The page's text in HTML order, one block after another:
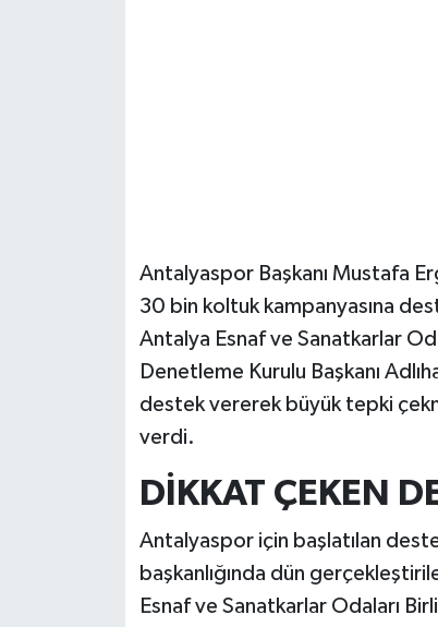
Antalyaspor Başkanı Mustafa
30 bin koltuk kampanyasına
Antalya Esnaf ve Sanatkarlar
Denetleme Kurulu Başkanı
destek vererek büyük tepki
verdi.
DİKKAT ÇEKEN
Antalyaspor için başlatılan
başkanlığında dün
Esnaf ve Sanatkarlar Odaları